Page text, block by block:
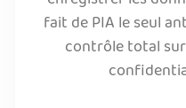
fait de PIA le seul
contrôle total